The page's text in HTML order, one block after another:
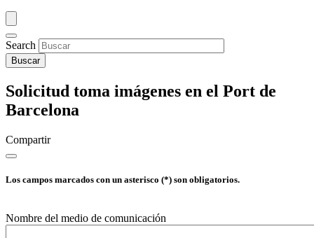
Search
Solicitud toma imágenes en el Port de
Barcelona
Compartir
Los campos marcados con un asterisco (*) son obligatorios.
Nombre del medio de comunicación